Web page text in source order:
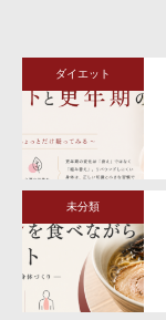
ダイエット
未分類